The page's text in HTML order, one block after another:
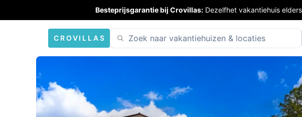
Besteprijsgarantie bij Crovillas: Dezelfhet vakantiehuis
CROVILLAS